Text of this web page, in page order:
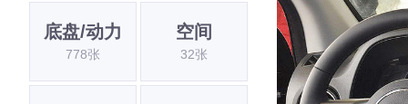
底盘/动力
778张
空间
32张